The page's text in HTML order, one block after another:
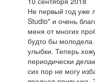
Не первый год уже
Studio" и очень
меня от многих
будто бы
улыбки. Теперь
периодически
сих пор не могу